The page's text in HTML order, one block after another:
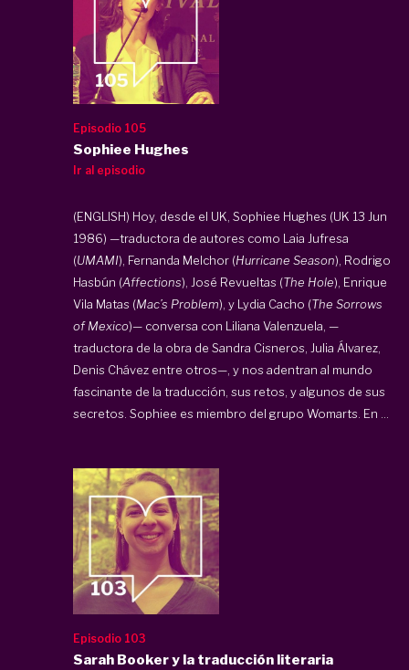
Episodio 105
Sophiee Hughes
Ir al episodio
(ENGLISH) Hoy, desde el UK, Sophiee Hughes (UK 13 Jun
1986) —traductora de autores como Laia Jufresa
(UMAMI), Fernanda Melchor (Hurricane Season), Rodrigo
Hasbún (Affections), José Revueltas (The Hole), Enrique
Vila Matas (Mac’s Problem), y Lydia Cacho (The Sorrows
of Mexico)— conversa con Liliana Valenzuela, —
traductora de la obra de Sandra Cisneros, Julia Álvarez,
Denis Chávez entre otros—, y nos adentran al mundo
fascinante de la traducción, sus retos, y algunos de sus
secretos. Sophiee es miembro del grupo Womarts. En ...
Episodio 103
Sarah Booker y la traducción literaria